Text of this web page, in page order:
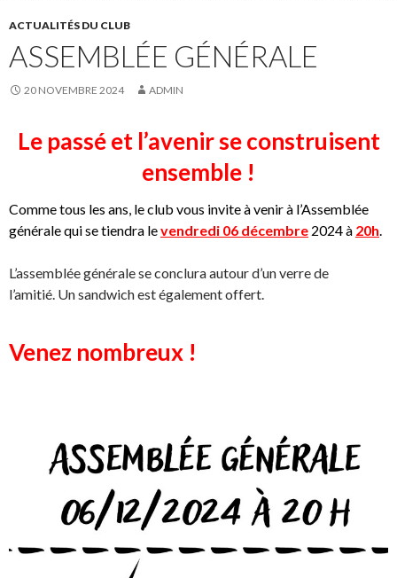
ACTUALITÉS DU CLUB
ASSEMBLÉE GÉNÉRALE
20 NOVEMBRE 2024 ADMIN
Le passé et l’avenir se construisent
ensemble !
Comme tous les ans, le club vous invite à venir à l’Assemblée
générale qui se tiendra levendredi 06 décembre 2024 à 20h
L’assemblée générale se conclura autour d’un verre de
l’amitié. Un sandwich est également offert.
Venez nombreux !